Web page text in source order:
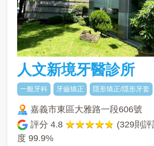
人文新境牙醫診所
一般牙科 牙齒矯正 隱形矯正/隱形牙套
嘉義市東區大雅路一段606號
評分4.8
(329則
度 99.9%